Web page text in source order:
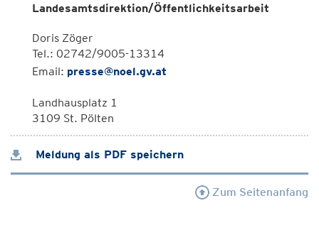
Landesamtsdirektion/Öffentlichkeitsarbeit
Doris Zöger
Tel.: 02742/9005-13314
Email: presse@noel.gv.at
Landhausplatz 1
3109 St. Pölten
Meldung als PDF speichern
Zum Seitenanfang